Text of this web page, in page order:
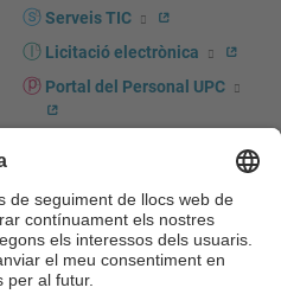
Serveis TIC
Licitació electrònica
Portal del Personal UPC
UPCshop, marxandatge
Sala de premsa
Seguretat i salut